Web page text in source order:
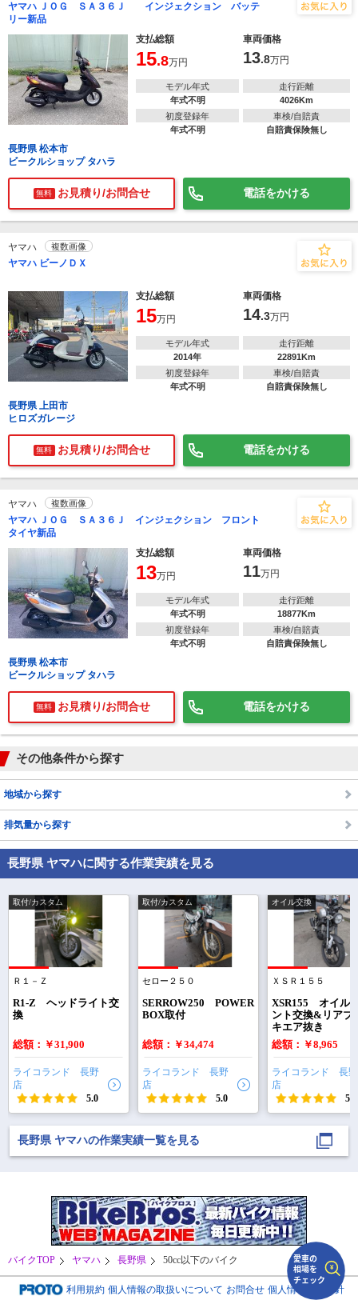
ヤマハ ＪＯＧ ＳＡ３６Ｊ インジェクション バッテ
リー新品
支払総額
車両価格
15.8万円 13.8万円
モデル年式
年式不明
走行距離
4026Km
初度登録年
年式不明
車検/自賠責
自賠責保険無し
長野県 松本市
ビークルショップ タハラ
無料 お見積り/お問合せ 電話をかける
ヤマハ 複数画像
ヤマハ ビーノＤＸ
支払総額 車両価格
15万円 14.3万円
モデル年式
2014年
走行距離
22891Km
初度登録年
年式不明
車検/自賠責
自賠責保険無し
長野県 上田市
ヒロズガレージ
無料 お見積り/お問合せ 電話をかける
ヤマハ 複数画像
ヤマハ ＪＯＧ ＳＡ３６Ｊ インジェクション フロント
タイヤ新品
支払総額
車両価格
13万円 11万円
モデル年式
年式不明
走行距離
18877Km
初度登録年
年式不明
車検/自賠責
自賠責保険無し
長野県 松本市
ビークルショップ タハラ
無料 お見積り/お問合せ 電話をかける
その他条件から探す
地域から探す
排気量から探す
長野県 ヤマハに関する作業実績を見る
取付/カスタム
Ｒ１－Ｚ
R1-Z ヘッドライト交
換
総額：￥31,900
ライコランド 長野
店
5.0
取付/カスタム
セロー２５０
SERROW250 POWER
BOX取付
総額：￥34,474
ライコランド 長野
店
5.0
オイル交換
ＸＳＲ１５５
XSR155 オイル
ント交換&リアブ
キエア抜き
総額：￥8,965
ライコランド 長野
店
5.0
長野県 ヤマハの作業実績一覧を見る
バイクTOP ヤマハ 長野県 50cc以下のバイク
利用規約 個人情報の取扱いについて お問合せ 個人情報保護方針
相場をチェック！
車種選択するだけ、かんたん相場検索
車種